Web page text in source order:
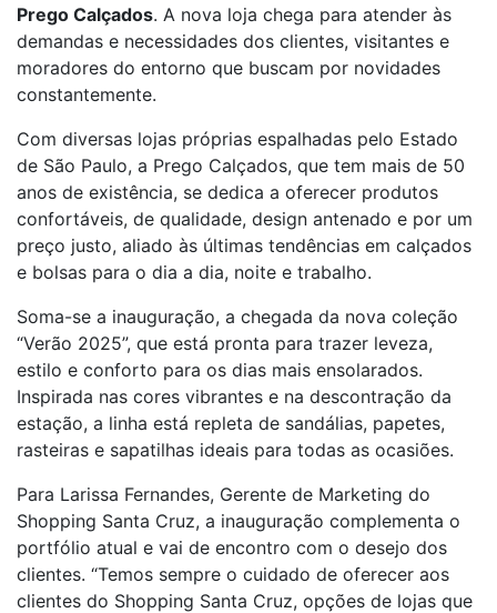
Prego Calçados. A nova loja chega para atender às
demandas e necessidades dos clientes, visitantes e
moradores do entorno que buscam por novidades
constantemente.
Com diversas lojas próprias espalhadas pelo Estado
de São Paulo, a Prego Calçados, que tem mais de 50
anos de existência, se dedica a oferecer produtos
confortáveis, de qualidade, design antenado e por um
preço justo, aliado às últimas tendências em calçados
e bolsas para o dia a dia, noite e trabalho.
Soma-se a inauguração, a chegada da nova coleção
“Verão 2025”, que está pronta para trazer leveza,
estilo e conforto para os dias mais ensolarados.
Inspirada nas cores vibrantes e na descontração da
estação, a linha está repleta de sandálias, papetes,
rasteiras e sapatilhas ideais para todas as ocasiões.
Para Larissa Fernandes, Gerente de Marketing do
Shopping Santa Cruz, a inauguração complementa o
portfólio atual e vai de encontro com o desejo dos
clientes. “Temos sempre o cuidado de oferecer aos
clientes do Shopping Santa Cruz, opções de lojas que